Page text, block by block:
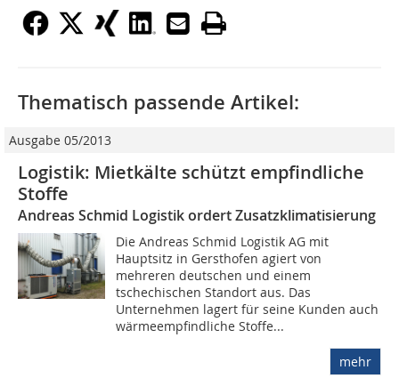
Thematisch passende Artikel:
Ausgabe 05/2013
Logistik: Mietkälte schützt empfindliche
Stoffe
Andreas Schmid Logistik ordert Zusatzklimatisierung
Die Andreas Schmid Logistik AG mit
Hauptsitz in Gersthofen agiert von
mehreren deutschen und einem
tschechischen Standort aus. Das
Unternehmen lagert für seine Kunden auch
wärmeempfindliche Stoffe...
mehr